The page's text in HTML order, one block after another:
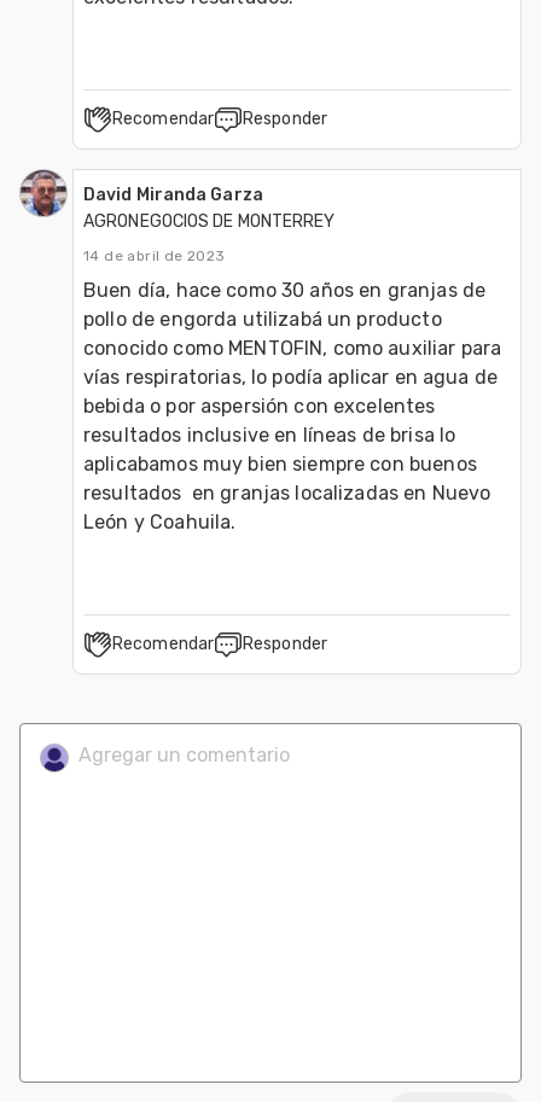
Recomendar Responder
David Miranda Garza
AGRONEGOCIOS DE MONTERREY
14 de abril de 2023
Buen día, hace como 30 años en granjas de
pollo de engorda utilizabá un producto
conocido como MENTOFIN, como auxiliar para
vías respiratorias, lo podía aplicar en agua de
bebida o por aspersión con excelentes
resultados inclusive en líneas de brisa lo
aplicabamos muy bien siempre con buenos
resultados  en granjas localizadas en Nuevo
León y Coahuila.
Recomendar Responder